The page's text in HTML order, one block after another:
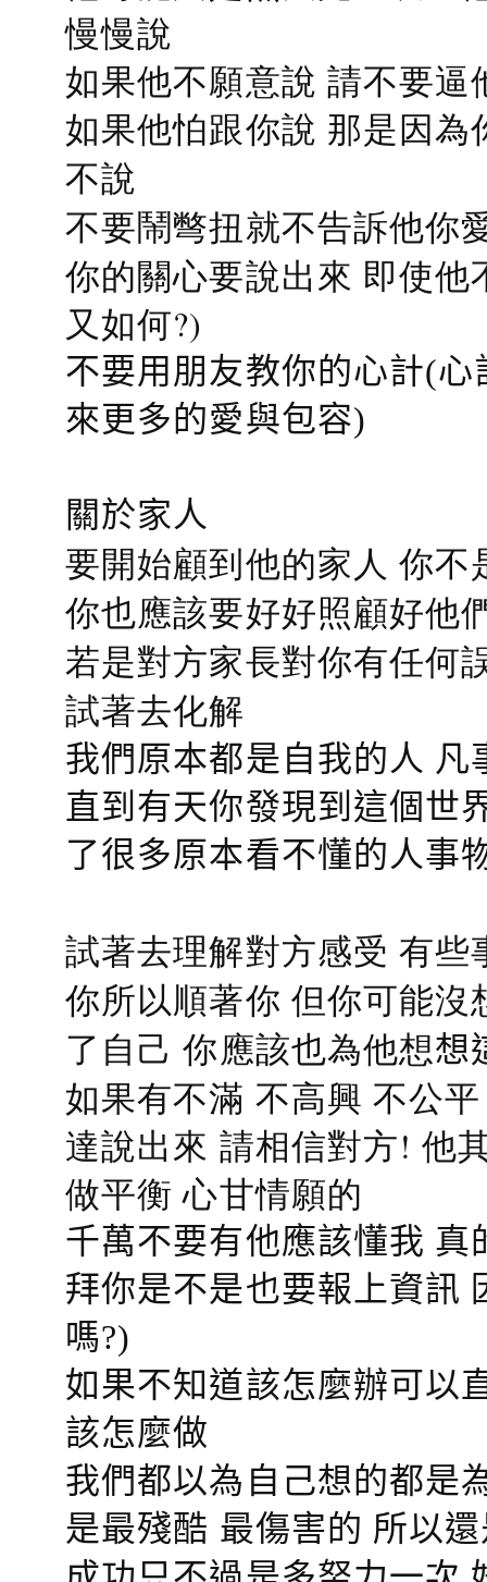
慢慢說
如果他不願意說 請不要逼
如果他怕跟你說 那是因
不說
不要鬧彆扭就不告訴他你
你的關心要說出來 即使
又如何?)
不要用朋友教你的心計(
來更多的愛與包容)
關於家人
要開始顧到他的家人 你
你也應該要好好照顧好他
若是對方家長對你有任何
試著去化解
我們原本都是自我的人
直到有天你發現到這個世
了很多原本看不懂的人事
試著去理解對方感受 有
你所以順著你 但你可能
了自己 你應該也為他想想
如果有不滿 不高興 不公
達說出來 請相信對方! 他
做平衡 心甘情願的
千萬不要有他應該懂我
拜你是不是也要報上資訊
嗎?)
如果不知道該怎麼辦可以
該怎麼做
我們都以為自己想的都是
是最殘酷 最傷害的 所以